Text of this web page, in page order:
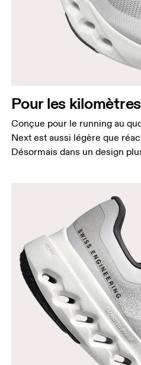
Pour les
Conçue pour le running au
Next est aussi légère que
Désormais dans un design